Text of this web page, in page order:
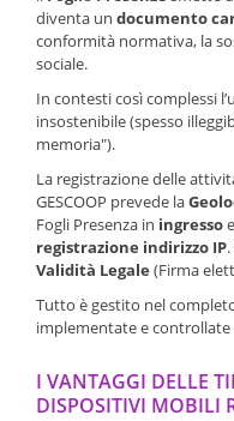
diventa un documento
conformità normativa, la
sociale.
In contesti così complessi
insostenibile (spesso
memoria").
La registrazione delle
GESCOOP prevede la
Fogli Presenza in ingresso
registrazione indirizzo IP
Validità Legale (Firma
Tutto è gestito nel
implementate e controllate
I VANTAGGI DELLE
DISPOSITIVI MOBILI